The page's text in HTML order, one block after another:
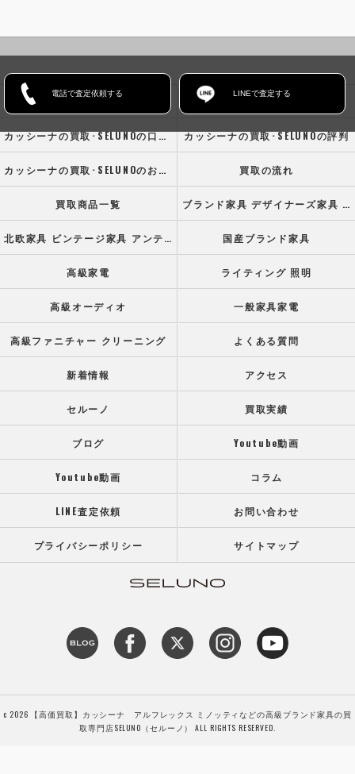
電話で査定依頼する LINEで査定する
ホーム コンセプト
カッシーナの買取･SELUNOの口コミ情報 カッシーナの買取･SELUNOの評判
カッシーナの買取･SELUNOのお客様の声 買取の流れ
買取商品一覧 ブランド家具 デザイナーズ家具 高級オフィス家具
北欧家具 ビンテージ家具 アンティーク家具 国産ブランド家具
高級家電 ライティング 照明
高級オーディオ 一般家具家電
高級ファニチャー クリーニング よくある質問
新着情報 アクセス
セルーノ 買取実績
ブログ Youtube動画
Youtube動画 コラム
LINE査定依頼 お問い合わせ
プライバシーポリシー サイトマップ
c 2026 【高価買取】カッシーナ アルフレックス ミノッティなどの高級ブランド家具の買
取専門店SELUNO（セルーノ） ALL RIGHTS RESERVED.